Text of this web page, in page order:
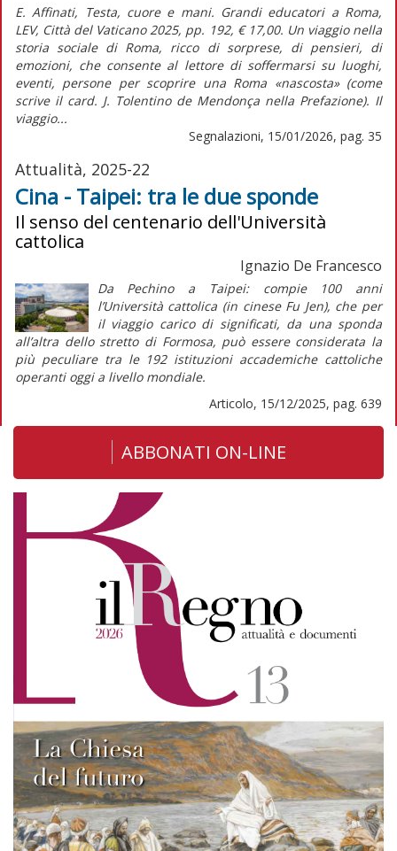
E. Affinati, Testa, cuore e mani. Grandi educatori a Roma,
LEV, Città del Vaticano 2025, pp. 192, € 17,00. Un viaggio nella
storia sociale di Roma, ricco di sorprese, di pensieri, di
emozioni, che consente al lettore di soffermarsi su luoghi,
eventi, persone per scoprire una Roma «nascosta» (come
scrive il card. J. Tolentino de Mendonça nella Prefazione). Il
viaggio...
Segnalazioni, 15/01/2026, pag. 35
Attualità, 2025-22
Cina - Taipei: tra le due sponde
Il senso del centenario dell'Università
cattolica
Ignazio De Francesco
Da Pechino a Taipei: compie 100 anni
l’Università cattolica (in cinese Fu Jen), che per
il viaggiocarico di significati, da una sponda
all’altra dello stretto di Formosa, può essere considerata la
più peculiare tra le 192 istituzioni accademiche cattoliche
operanti oggi a livello mondiale.
Articolo, 15/12/2025, pag. 639
ABBONATI ON-LINE